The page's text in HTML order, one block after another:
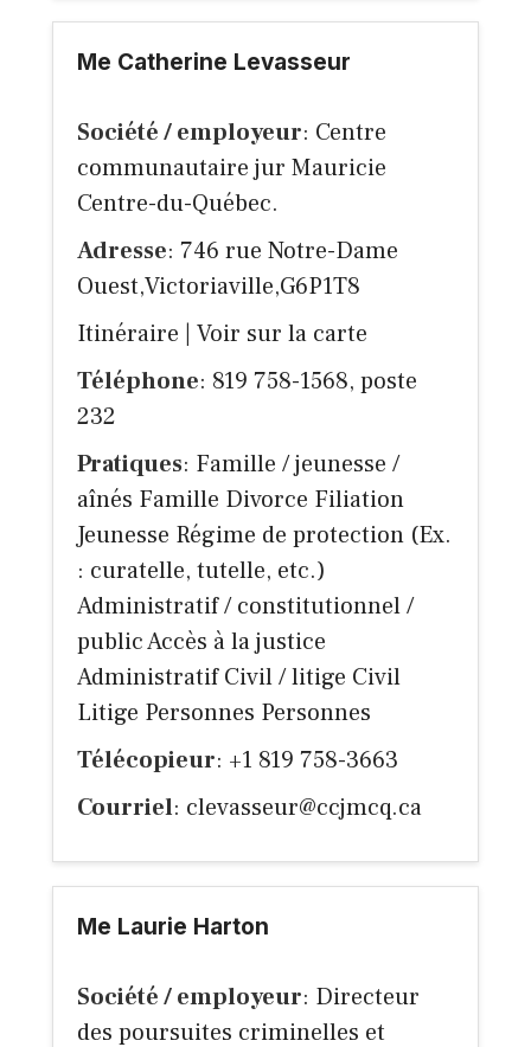
Me Catherine Levasseur
Société / employeur: Centre
communautaire jur Mauricie
Centre-du-Québec.
Adresse: 746 rue Notre-Dame
Ouest,Victoriaville,G6P1T8
Itinéraire
Voir sur la carte
Téléphone: 819 758-1568, poste
232
Pratiques: Famille / jeunesse /
aînés Famille Divorce Filiation
Jeunesse Régime de protection (Ex.
: curatelle, tutelle, etc.)
Administratif / constitutionnel /
public Accès à la justice
Administratif Civil / litige Civil
Litige Personnes Personnes
Télécopieur: +1 819 758-3663
Courriel: clevasseur@ccjmcq.ca
Me Laurie Harton
Société / employeur: Directeur
des poursuites criminelles et